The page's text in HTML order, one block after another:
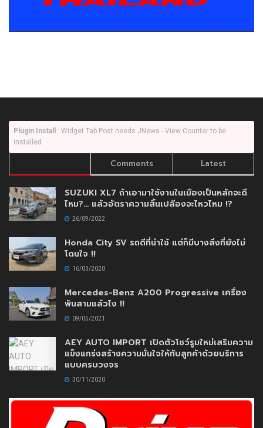
Plugin Install
: Widget Tab Post needs JNews - View Counter to be
installed
Comments Latest
SUZUKI XL7 ถ้าเอามาใช้งานในเมืองเป็นหลักจะดี
ไหม?… แล้วอัตราความสิ้นเปลืองจะไหวไหม !?
26/09/2022
Honda City SV รถดีที่น่าใช้ แต่ก็มีบางสิ่งที่ยังไม่
โดนใจ !!
16/03/2020
Mercedes-Benz A200 Progressive เครื่อง
พันสามแล้วไง !!
09/05/2021
AEY AUTO IMPORT เปิดตัวโชว์รูมใหม่เสริมความ
แข็งแกร่งสร้างความมั่นใจให้กับลูกค้าด้วยบริการ
แบบครบวงจร
30/11/2020